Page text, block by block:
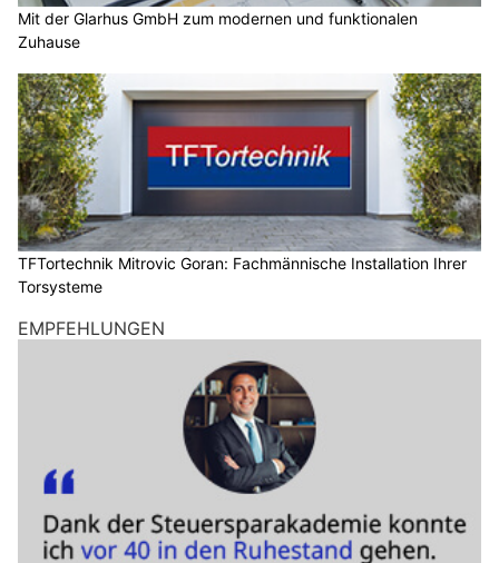
Mit der Glarhus GmbH zum modernen und funktionalen
Zuhause
TFTortechnik Mitrovic Goran: Fachmännische Installation Ihrer
Torsysteme
EMPFEHLUNGEN